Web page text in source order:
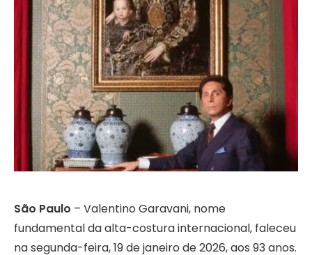
São Paulo – Valentino Garavani, nome
fundamental da alta-costura internacional, faleceu
na segunda-feira, 19 de janeiro de 2026, aos 93 anos.